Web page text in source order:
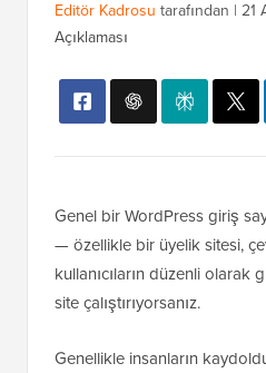
Editör Kadrosu tarafından | 21
Açıklaması
Genel bir WordPress giriş
— özellikle bir üyelik sitesi,
kullanıcıların düzenli olarak
site çalıştırıyorsanız.
Genellikle insanların